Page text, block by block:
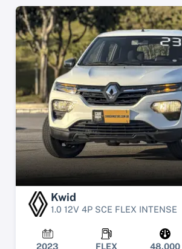
Kwid
1.0 12V 4P SCE FLEX INTENSE
2023 FLEX 48.000